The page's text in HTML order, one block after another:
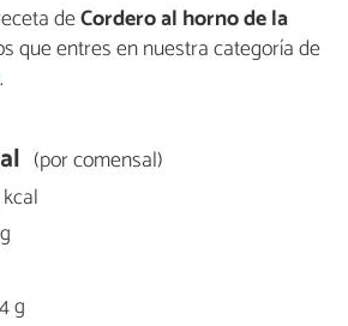
deCordero al horno de la
que entres en nuestra categoría de
.
(por comensal)
kcal
g